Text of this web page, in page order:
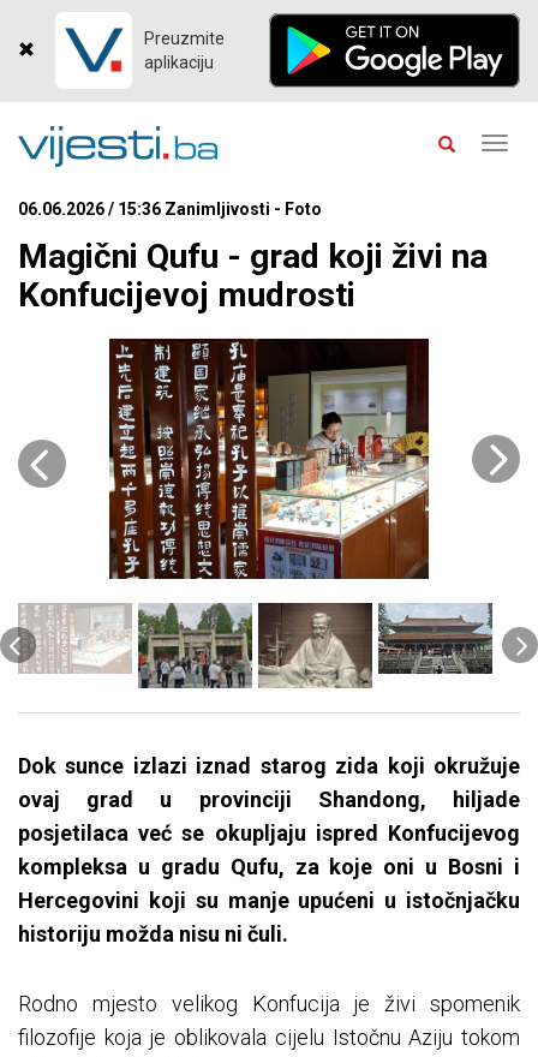
Preuzmite
aplikaciju
06.06.2026 / 15:36 Zanimljivosti - Foto
Magični Qufu - grad koji živi na
Konfucijevoj mudrosti
Dok sunce izlazi iznad starog zida koji okružuje
ovaj grad u provinciji Shandong, hiljade
posjetilaca već se okupljaju ispred Konfucijevog
kompleksa u gradu Qufu, za koje oni u Bosni i
Hercegovini koji su manje upućeni u istočnjačku
historiju možda nisu ni čuli.
Rodno mjesto velikog Konfucija je živi spomenik
filozofije koja je oblikovala cijelu Istočnu Aziju tokom